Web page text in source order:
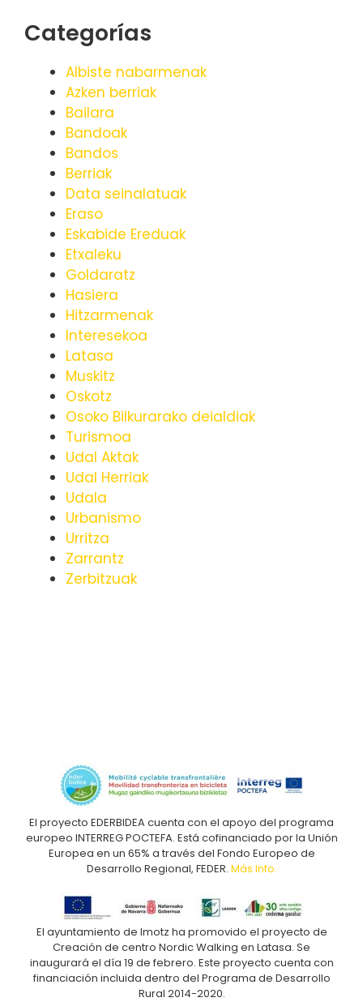
Categorías
Albiste nabarmenak
Azken berriak
Bailara
Bandoak
Bandos
Berriak
Data seinalatuak
Eraso
Eskabide Ereduak
Etxaleku
Goldaratz
Hasiera
Hitzarmenak
Interesekoa
Latasa
Muskitz
Oskotz
Osoko Bilkurarako deialdiak
Turismoa
Udal Aktak
Udal Herriak
Udala
Urbanismo
Urritza
Zarrantz
Zerbitzuak
El proyecto EDERBIDEA cuenta con el apoyo del programa
europeo INTERREG POCTEFA. Está cofinanciado por la Unión
Europea en un 65% a través del Fondo Europeo de
Desarrollo Regional, FEDER. Más Info.
El ayuntamiento de Imotz ha promovido el proyecto de
Creación de centro Nordic Walking en Latasa. Se
inaugurará el día 19 de febrero. Este proyecto cuenta con
financiación incluida dentro del Programa de Desarrollo
Rural 2014-2020.